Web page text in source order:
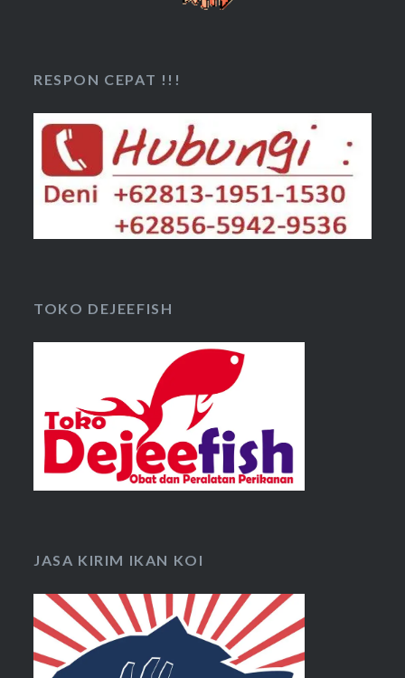
RESPON CEPAT !!!
TOKO DEJEEFISH
JASA KIRIM IKAN KOI